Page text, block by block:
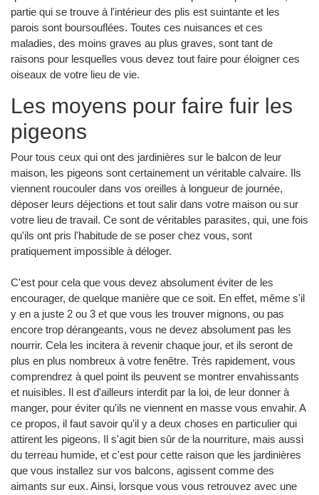
partie qui se trouve à l'intérieur des plis est suintante et les
parois sont boursouflées. Toutes ces nuisances et ces
maladies, des moins graves au plus graves, sont tant de
raisons pour lesquelles vous devez tout faire pour éloigner ces
oiseaux de votre lieu de vie.
Les moyens pour faire fuir les
pigeons
Pour tous ceux qui ont des jardinières sur le balcon de leur
maison, les pigeons sont certainement un véritable calvaire. Ils
viennent roucouler dans vos oreilles à longueur de journée,
déposer leurs déjections et tout salir dans votre maison ou sur
votre lieu de travail. Ce sont de véritables parasites, qui, une fois
qu'ils ont pris l'habitude de se poser chez vous, sont
pratiquement impossible à déloger.
C'est pour cela que vous devez absolument éviter de les
encourager, de quelque manière que ce soit. En effet, même s'il
y en a juste 2 ou 3 et que vous les trouver mignons, ou pas
encore trop dérangeants, vous ne devez absolument pas les
nourrir. Cela les incitera à revenir chaque jour, et ils seront de
plus en plus nombreux à votre fenêtre. Très rapidement, vous
comprendrez à quel point ils peuvent se montrer envahissants
et nuisibles. Il est d'ailleurs interdit par la loi, de leur donner à
manger, pour éviter qu'ils ne viennent en masse vous envahir. A
ce propos, il faut savoir qu'il y a deux choses en particulier qui
attirent les pigeons. Il s'agit bien sûr de la nourriture, mais aussi
du terreau humide, et c'est pour cette raison que les jardinières
que vous installez sur vos balcons, agissent comme des
aimants sur eux. Ainsi, lorsque vous vous retrouvez avec une